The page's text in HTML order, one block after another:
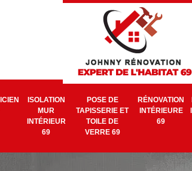
ISOLATION
MUR
INTÉRIEUR
69
POSE DE
TAPISSERIE ET
TOILE DE
VERRE 69
RÉNOVATION
INTÉRIEURE
69